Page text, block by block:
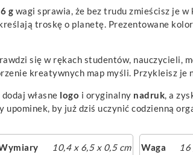
g wagi sprawia, że bez trudu zmieścisz je
troskę o planetę. Prezentowane
się w rękach studentów, nauczycieli,
kreatywnych map myśli. Przykleisz
dodaj własne logo i oryginalny nadruk, a
by już dziś uczynić codzienną
10,4 x 6,5 x 0,5 cm Waga 16